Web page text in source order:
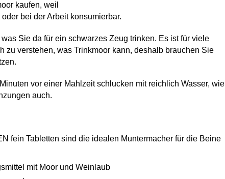
kaufen, weil
bei der Arbeit konsumierbar.
Sie da für ein schwarzes Zeug trinken. Es ist für viele
zu verstehen, was Trinkmoor kann, deshalb brauchen Sie
vor einer Mahlzeit schlucken mit reichlich Wasser, wie
auch.
fein Tabletten sind die idealen Muntermacher für die Beine
mit Moor und Weinlaub